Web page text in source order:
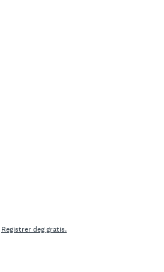
Registrer deg gratis.